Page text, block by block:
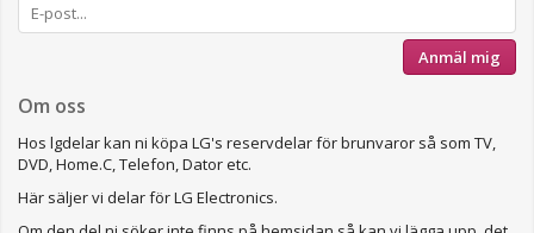
Anmäl mig
Om oss
Hos lgdelar kan ni köpa LG's reservdelar för brunvaror så som TV,
DVD, Home.C, Telefon, Dator etc.
Här säljer vi delar för LG Electronics.